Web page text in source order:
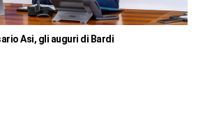
Asi, gli auguri di Bardi